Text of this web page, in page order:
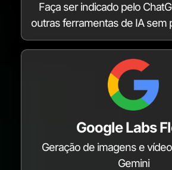
Faça ser indicado pelo
outras ferramentas de IA sem
Google Labs
Geração de imagens e
Gemini